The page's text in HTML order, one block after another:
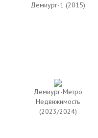
Демиург-1 (2015)
Демиург-Метро
Недвижимость
(2023/2024)